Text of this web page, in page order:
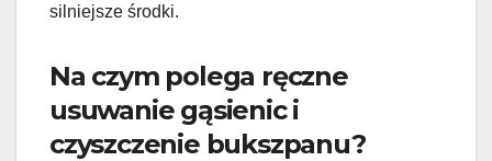
silniejsze środki.
Na czym polega ręczne
usuwanie gąsienic i
czyszczenie bukszpanu?